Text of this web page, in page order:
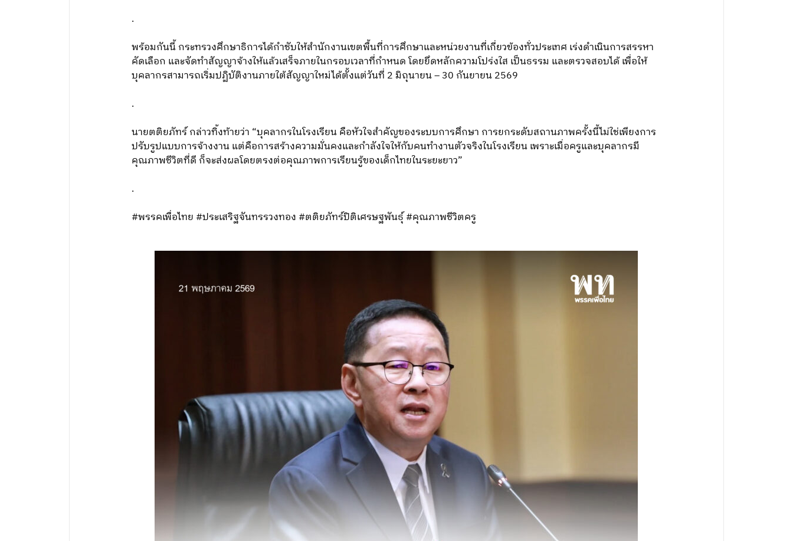
.
พร้อมกันนี้ กระทรวงศึกษาธิการได้กำชับให้สำนักงานเขตพื้นที่การศึกษาและหน่วยงานที่เกี่ยวข้องทั่วประเทศ เร่งดำเนินการสรรหา
คัดเลือก และจัดทำสัญญาจ้างให้แล้วเสร็จภายในกรอบเวลาที่กำหนด โดยยึดหลักความโปร่งใส เป็นธรรม และตรวจสอบได้ เพื่อให้
บุคลากรสามารถเริ่มปฏิบัติงานภายใต้สัญญาใหม่ได้ตั้งแต่วันที่ 2 มิถุนายน – 30 กันยายน 2569
.
นายตติยภัทร์ กล่าวทิ้งท้ายว่า “บุคลากรในโรงเรียน คือหัวใจสำคัญของระบบการศึกษา การยกระดับสถานภาพครั้งนี้ไม่ใช่เพียงการ
ปรับรูปแบบการจ้างงาน แต่คือการสร้างความมั่นคงและกำลังใจให้กับคนทำงานตัวจริงในโรงเรียน เพราะเมื่อครูและบุคลากรมี
คุณภาพชีวิตที่ดี ก็จะส่งผลโดยตรงต่อคุณภาพการเรียนรู้ของเด็กไทยในระยะยาว”
.
#พรรคเพื่อไทย #ประเสริฐจันทรรวงทอง #ตติยภัทร์ปิติเศรษฐพันธุ์ #คุณภาพชีวิตครู